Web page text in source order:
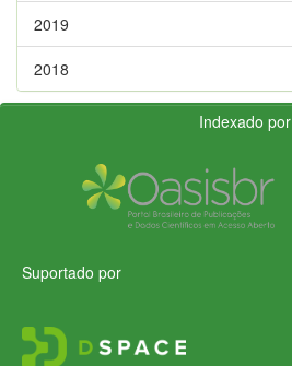
2019
2018
Indexado por
Suportado por